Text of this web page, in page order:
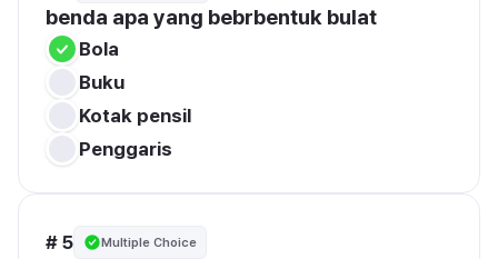
benda apa yang bebrbentuk bulat
Bola
Buku
Kotak pensil
Penggaris
# 5 Multiple Choice